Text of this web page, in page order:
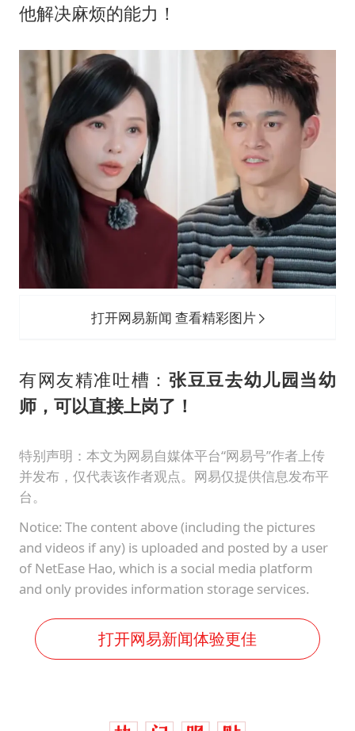
他解决麻烦的能力！
打开网易新闻 查看精彩图片
有网友精准吐槽： 张豆豆去幼儿园当幼
师，可以直接上岗了！
特别声明：本文为网易自媒体平台“网易号”作者上传
并发布，仅代表该作者观点。网易仅提供信息发布平
台。
Notice: The content above (including the pictures
and videos if any) is uploaded and posted by a user
of NetEase Hao, which is a social media platform
and only provides information storage services.
打开网易新闻体验更佳